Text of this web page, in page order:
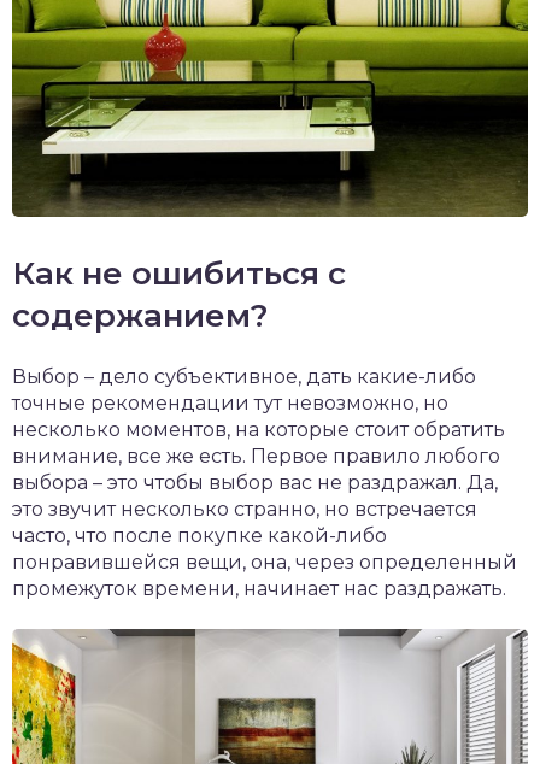
Как не ошибиться с
содержанием?
Выбор – дело субъективное, дать какие-либо
точные рекомендации тут невозможно, но
несколько моментов, на которые стоит обратить
внимание, все же есть. Первое правило любого
выбора – это чтобы выбор вас не раздражал. Да,
это звучит несколько странно, но встречается
часто, что после покупке какой-либо
понравившейся вещи, она, через определенный
промежуток времени, начинает нас раздражать.